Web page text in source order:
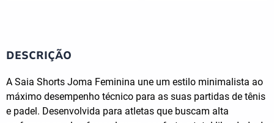
DESCRIÇÃO
A Saia Shorts Joma Feminina une um estilo minimalista ao
máximo desempenho técnico para as suas partidas de tênis
e padel. Desenvolvida para atletas que buscam alta